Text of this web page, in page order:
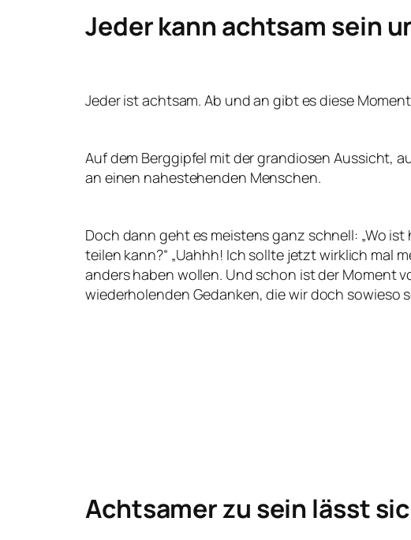
Jeder kann achtsam sein
Jeder ist achtsam. Ab und an gibt es diese
Auf dem Berggipfel mit der grandiosen Aussicht,
an einen nahestehenden Menschen.
Doch dann geht es meistens ganz schnell: „Wo
teilen kann?“ „Uahhh! Ich sollte jetzt wirklich mal
anders haben wollen. Und schon ist der Moment
wiederholenden Gedanken, die wir doch sowieso
Achtsamer zu sein lässt